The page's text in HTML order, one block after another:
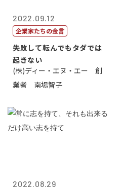
2022.09.12
企業家たちの金言
失敗して転んでもタダでは
起きない
(株)ディー・エヌ・エー 創
業者 南場智子
2022.08.29